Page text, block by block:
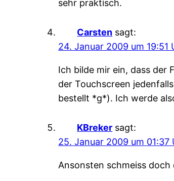
sehr praktisch.
Carsten sagt:
24. Januar 2009 um 19:51
Ich bilde mir ein, dass der
der Touchscreen
bestellt *g*). Ich werde
KBreker sagt:
25. Januar 2009 um 01:37
Ansonsten schmeiss doch